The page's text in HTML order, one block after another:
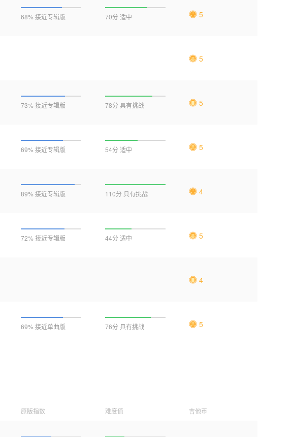
68% 接近专辑版 70分 适中 5
5
73% 接近专辑版 78分 具有挑战 5
69% 接近专辑版 54分 适中 5
89% 接近专辑版 110分 具有挑战 4
72% 接近专辑版 44分 适中 5
4
69% 接近单曲版 76分 具有挑战 5
原版指数 难度值 吉他币